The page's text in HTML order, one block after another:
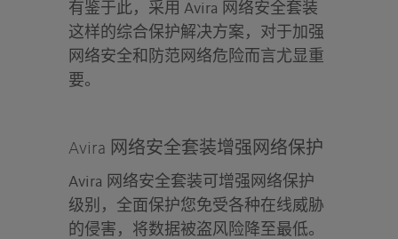
有鉴于此，采用 Avira 网络安全套装
这样的综合保护解决方案，对于加强
网络安全和防范网络危险而言尤显重
要。
Avira 网络安全套装增强网络保护
Avira 网络安全套装可增强网络保护
级别，全面保护您免受各种在线威胁
的侵害，将数据被盗风险降至最低。